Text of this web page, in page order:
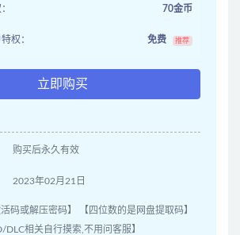
70金币
权： 免费 推荐
立即购买
购买后永久有效
2023年02月21日
码或解压密码】 【四位数的是网盘提取码】
DLC相关自行摸索,不用问客服】